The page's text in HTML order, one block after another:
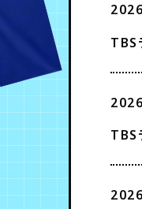
TBS
TBS